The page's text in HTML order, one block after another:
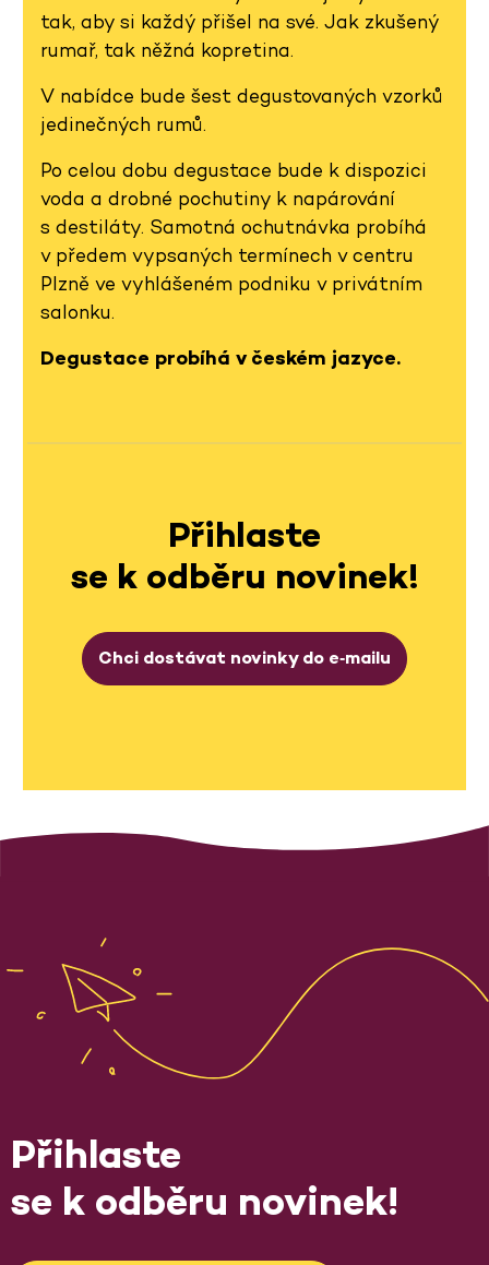
tak, aby si každý přišel na své. Jak zkušený
rumař, tak něžná kopretina.
V nabídce bude šest degustovaných vzorků
jedinečných rumů.
Po celou dobu degustace bude k dispozici
voda a drobné pochutiny k napárování
s destiláty. Samotná ochutnávka probíhá
v předem vypsaných termínech v centru
Plzně ve vyhlášeném podniku v privátním
salonku.
Degustace probíhá v českém jazyce.
Přihlaste
se k odběru novinek!
Chci dostávat novinky do e‑mailu
Přihlaste
se k odběru novinek!